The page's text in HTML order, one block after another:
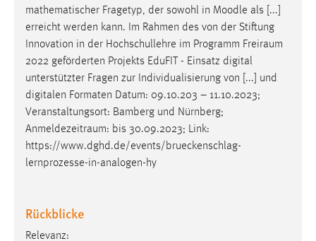
mathematischer Fragetyp, der sowohl in Moodle als [...]
erreicht werden kann. Im Rahmen des von der Stiftung
Innovation in der Hochschullehre im Programm Freiraum
2022 geförderten Projekts EduFIT - Einsatz digital
unterstützter Fragen zur Individualisierung von [...] und
digitalen Formaten Datum: 09.10.203 – 11.10.2023;
Veranstaltungsort: Bamberg und Nürnberg;
Anmeldezeitraum: bis 30.09.2023; Link:
https://www.dghd.de/events/brueckenschlag-
lernprozesse-in-analogen-hy
Rückblicke
Relevanz:
Facebook Pixel
Name:
_fbp
Anbieter:
Facebook
Zweck:
Conversion-Tracking